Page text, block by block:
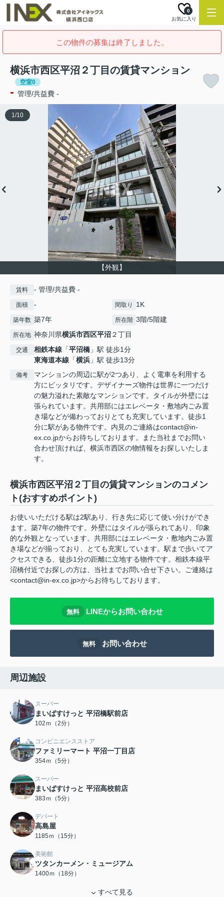
お気に入り
0
この物件の募集は終了しました。
横浜市西区平沼２丁目の賃貸マンション
空室0
- 管理/共益費 -
【外観】
1/10
賃料 - 管理/共益費 -
面積 - 間取り 1K
築年数 築7年 所在階 3階/5階建
所在地 神奈川県横浜市西区平沼２丁目
交通 相鉄本線 「平沼橋 」駅 徒歩1分
東海道本線 「横浜 」駅 徒歩13分
備考
マンションの周辺に駅が2つあり、よく電車を利用する
方にピッタリです。デザイナーズ物件は世界に一つだけ
の魅力溢れた素敵なマンションです。タイルが外壁には
張られています。共用部にはエレベータ・敷地内ごみ置
き場などが備わっておりとても充実しています。徒歩1
分に駅がある物件です。内見のご連絡はcontact@in-
ex.co.jpからお待ちしております。また当社までお問い
合わせ頂ければ、横浜市西区の物情報をお探しいたしま
す。
横浜市西区平沼２丁目の賃貸マンションのコメン
ト(おすすめポイント)
お使いいただける駅は2駅あり、行き先に応じて使い分けができ
ます。築7年の物件です。外壁にはタイルが張られてあり、印象
的な外観となっています。共用部にはエレベータ・敷地内ごみ置
き場などが揃っており、とても充実しています。駅まで歩いてア
クセスできる、徒歩1分の距離に立地する物件です。相鉄本線平
沼橋付近でお探しの方は、当社までお問い合せ下さい。ご連絡は
<contact@in-ex.co.jp>からお待ちしております。
無料 LINEからお問い合わせ
無料 お問い合わせ
周辺施設
スーパー
まいばすけっと 平沼橋駅前店
102ｍ（2分）
コンビニエンスストア
ファミリーマート 平沼一丁目店
354ｍ（5分）
スーパー
まいばすけっと 平沼高校前店
383ｍ（5分）
デパート
高島屋
1185ｍ（15分）
美術館
ツタンカーメン・ミュージアム
1400ｍ（18分）
すべて見る